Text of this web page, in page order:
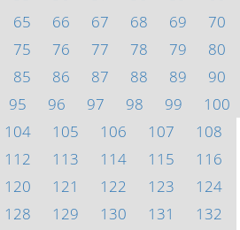
65 66 67 68 69
70
75 76 77 78 79
80
85 86 87 88 89
90
95 96 97 98 99
100
104 105 106 107
108
112 113 114 115
116
120 121 122 123
124
128 129 130 131
132